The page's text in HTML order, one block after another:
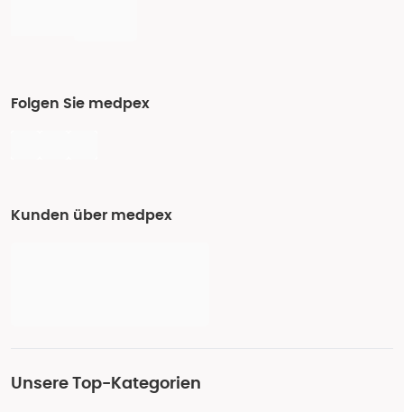
Folgen Sie medpex
Kunden über medpex
Unsere Top-Kategorien